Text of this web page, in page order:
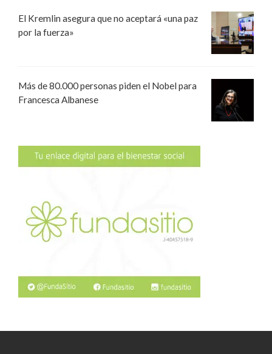
El Kremlin asegura que no aceptará «una paz
por la fuerza»
Más de 80.000 personas piden el Nobel para
Francesca Albanese